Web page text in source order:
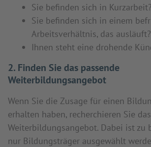
Sie befinden sich in Kurzarbeit?
Sie befinden sich in einem
Arbeitsverhältnis, das ausläuft?
Ihnen steht eine drohende
2. Finden Sie das passende
Weiterbildungsangebot
Wenn Sie die Zusage für einen
erhalten haben, recherchieren Sie
Weiterbildungsangebot. Dabei ist zu
nur Bildungsträger ausgewählt